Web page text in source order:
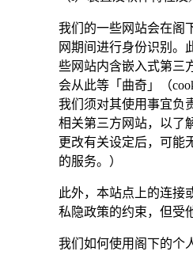
我们的一些网站会在阁
网期间进行身份识别。
些网站内含嵌入式第三
会从此等「曲奇」（
我们须对其使用事宜负
相关第三方网站，以了
更改有关设定后，可能
的服务。）
此外，本站点上的连接
私隐政策的约束，但受
我们如何使用阁下的个